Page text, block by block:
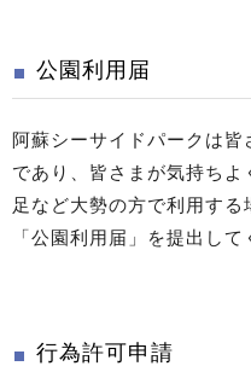
公園利用届
阿蘇シーサイドパークは
であり、皆さまが気持ち
足など大勢の方で利用す
「公園利用届」を提出して
行為許可申請